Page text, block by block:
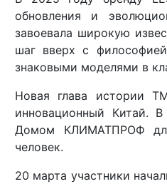
обновления и
завоевала широкую
шаг вверх с
знаковыми моделями в
Новая глава истории
инновационный Китай.
Домом КЛИМАТПРОФ
человек.
20 марта участники